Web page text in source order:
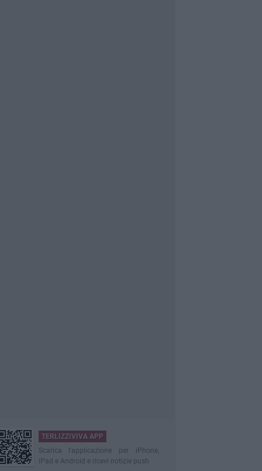
TERLIZZIVIVA APP
Scarica l'applicazione per iPhone,
iPad e Android e ricevi notizie push